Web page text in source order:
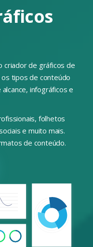
criador de gráficos de
tipos de conteúdo
infográficos e
folhetos
e muito mais.
de conteúdo.